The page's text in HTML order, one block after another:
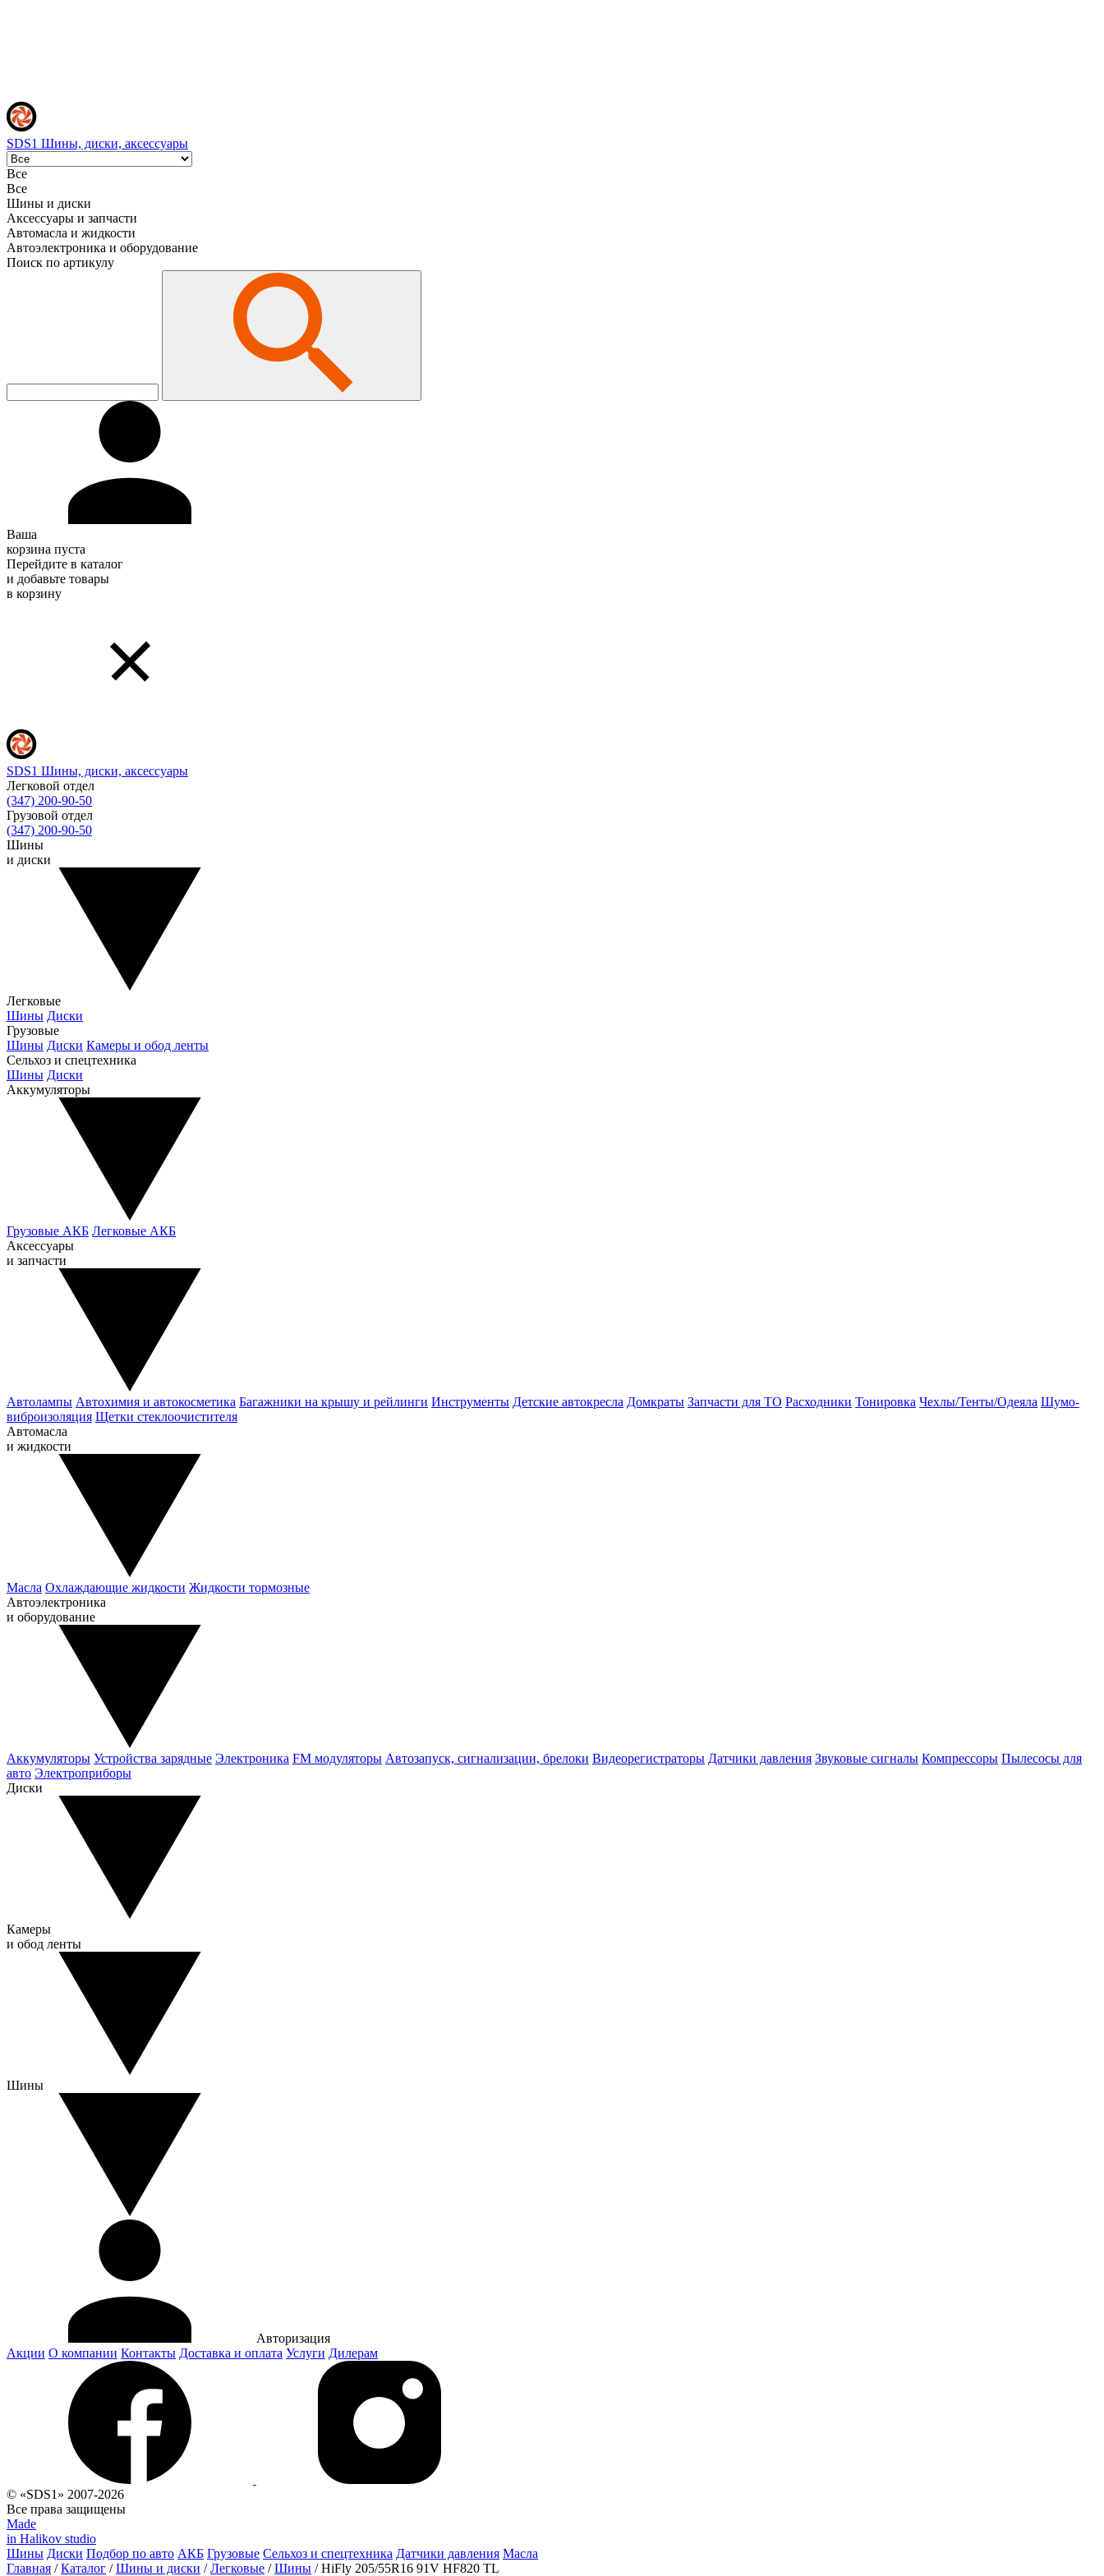
SDS1 Шины, диски, аксессуары
Все
Все
Шины и диски
Аксессуары и запчасти
Автомасла и жидкости
Автоэлектроника и оборудование
Поиск по артикулу
Ваша
корзина пуста
Перейдите в каталог
и добавьте товары
в корзину
SDS1 Шины, диски, аксессуары
Легковой отдел
(347) 200-90-50
Грузовой отдел
(347) 200-90-50
Шины
и диски
Легковые
Шины Диски
Грузовые
Шины Диски Камеры и обод ленты
Сельхоз и спецтехника
Шины Диски
Аккумуляторы
Грузовые АКБ Легковые АКБ
Аксессуары
и запчасти
Автолампы Автохимия и автокосметика Багажники на крышу и рейлинги Инструменты Детские автокресла Домкраты Запчасти для ТО Расходники Тонировка Чехлы/Тенты/Одеяла Шумо-
виброизоляция Щетки стеклоочистителя
Автомасла
и жидкости
Масла Охлаждающие жидкости Жидкости тормозные
Автоэлектроника
и оборудование
Аккумуляторы Устройства зарядные Электроника FM модуляторы Автозапуск, сигнализации, брелоки Видеорегистраторы Датчики давления Звуковые сигналы Компрессоры Пылесосы для
авто Электроприборы
Диски
Камеры
и обод ленты
Шины
Авторизация
Акции О компании Контакты Доставка и оплата Услуги Дилерам
© «SDS1» 2007-2026
Все права защищены
Made
in Halikov studio
Шины Диски Подбор по авто АКБ Грузовые Сельхоз и спецтехника Датчики давления Масла
Главная / Каталог / Шины и диски / Легковые / Шины / HiFly 205/55R16 91V HF820 TL